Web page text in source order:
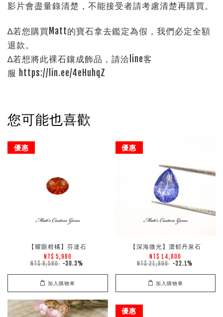
影片會盡量錄清楚，不能接受者請考慮清楚再購買。
∆若您購買Matt的寶石拿去鑑定為假，我們必定全額
退款。
∆若想將此裸石鑲成飾品，請洽line客
服 https://lin.ee/4eHuhqZ
您可能也喜歡
優惠
【耀眼柑橘】芬達石
NT$ 5,980
NT$ 8,580 -30.3%
加入購物車
優惠
【深海微光】濃郁丹泉石
NT$ 14,800
NT$ 21,800 -32.1%
加入購物車
優惠